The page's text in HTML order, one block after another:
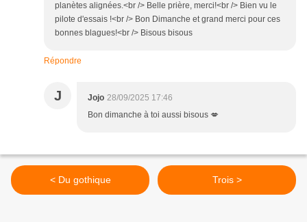
planètes alignées.<br /> Belle prière, merci!<br /> Bien vu le
pilote d'essais !<br /> Bon Dimanche et grand merci pour ces
bonnes blagues!<br /> Bisous bisous
Répondre
J Jojo 28/09/2025 17:46
Bon dimanche à toi aussi bisous 💋
< Du gothique Trois >